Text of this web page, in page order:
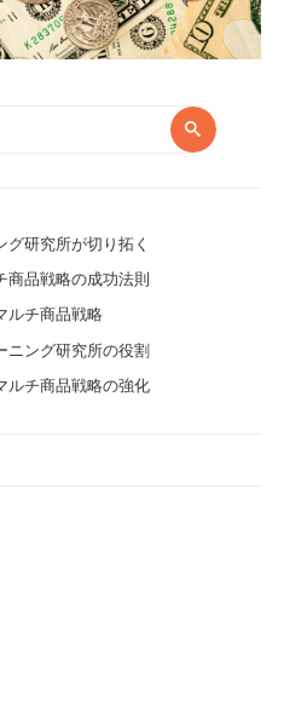
研究所が切り拓く
商品戦略の成功法則
ルチ商品戦略
ニング研究所の役割
ルチ商品戦略の強化